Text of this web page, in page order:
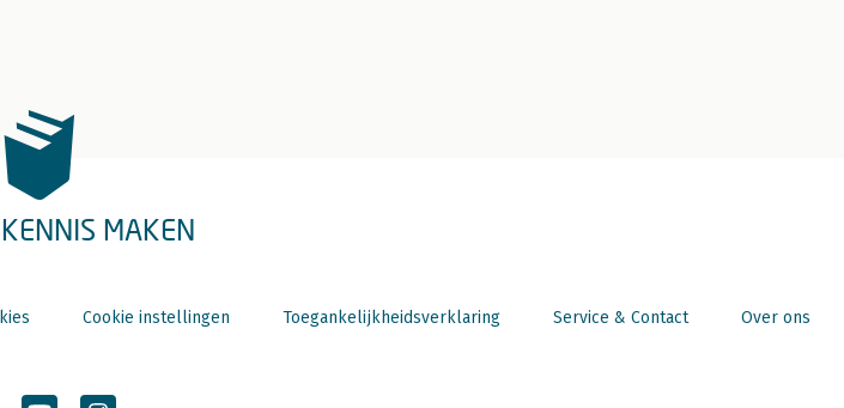
MAKEN
Cookie instellingen Toegankelijkheidsverklaring Service & Contact Over ons